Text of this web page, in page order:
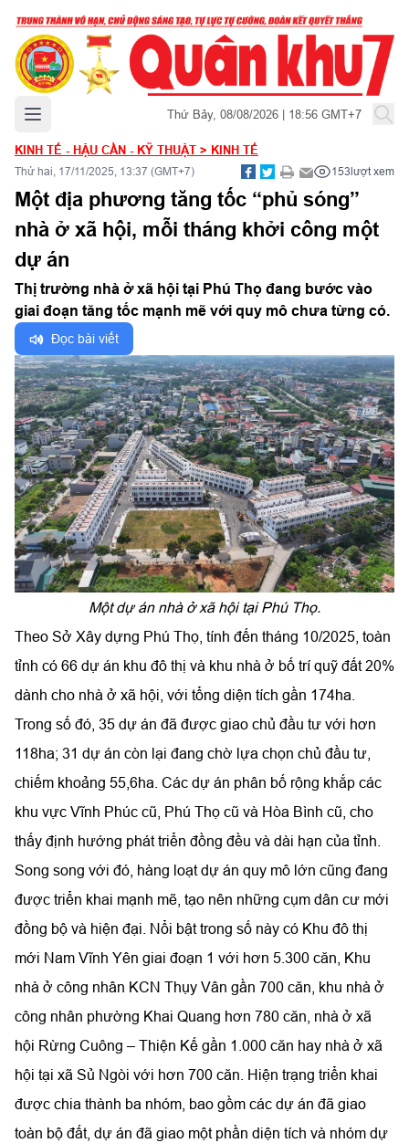
Mở menu chính Thứ Bảy, 08/08/2026 | 18:56 GMT+7
KINH TẾ - HẬU CẦN - KỸ THUẬT > KINH TẾ
Thứ hai, 17/11/2025, 13:37 (GMT+7) 153lượt xem
Một địa phương tăng tốc “phủ sóng”
nhà ở xã hội, mỗi tháng khởi công một
dự án
Thị trường nhà ở xã hội tại Phú Thọ đang bước vào
giai đoạn tăng tốc mạnh mẽ với quy mô chưa từng có.
Đọc bài viết
Một dự án nhà ở xã hội tại Phú Thọ.
Theo Sở Xây dựng Phú Thọ, tính đến tháng 10/2025, toàn
tỉnh có 66 dự án khu đô thị và khu nhà ở bố trí quỹ đất 20%
dành cho nhà ở xã hội, với tổng diện tích gần 174ha.
Trong số đó, 35 dự án đã được giao chủ đầu tư với hơn
118ha; 31 dự án còn lại đang chờ lựa chọn chủ đầu tư,
chiếm khoảng 55,6ha. Các dự án phân bố rộng khắp các
khu vực Vĩnh Phúc cũ, Phú Thọ cũ và Hòa Bình cũ, cho
thấy định hướng phát triển đồng đều và dài hạn của tỉnh.
Song song với đó, hàng loạt dự án quy mô lớn cũng đang
được triển khai mạnh mẽ, tạo nên những cụm dân cư mới
đồng bộ và hiện đại. Nổi bật trong số này có Khu đô thị
mới Nam Vĩnh Yên giai đoạn 1 với hơn 5.300 căn, Khu
nhà ở công nhân KCN Thụy Vân gần 700 căn, khu nhà ở
công nhân phường Khai Quang hơn 780 căn, nhà ở xã
hội Rừng Cuông – Thiện Kế gần 1.000 căn hay nhà ở xã
hội tại xã Sủ Ngòi với hơn 700 căn. Hiện trạng triển khai
được chia thành ba nhóm, bao gồm các dự án đã giao
toàn bộ đất, dự án đã giao một phần diện tích và nhóm dự